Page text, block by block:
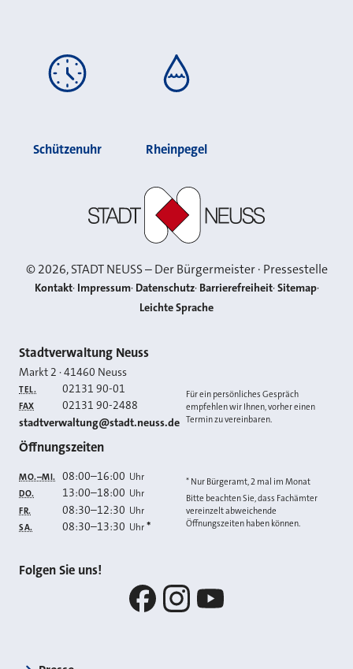
Schützenuhr Rheinpegel
©2026, STADT NEUSS – Der Bürgermeister · Pressestelle
Kontakt Impressum Datenschutz Barrierefreiheit Sitemap
Leichte Sprache
Kontakt
Stadtverwaltung Neuss
Markt 2 ·41460 Neuss
TEL. 02131 90-01
FAX 02131 90-2488
E-MAIL
stadtverwaltung@stadt.neuss.de
Für ein persönliches Gespräch
empfehlen wir Ihnen, vorher einen
Termin zu vereinbaren.
Öffnungszeiten
MO.–MI. 08:00–16:00 Uhr
DO. 13:00–18:00 Uhr
FR. 08:30–12:30 Uhr
SA. 08:30–13:30 Uhr *
* Nur Bürgeramt, 2 mal im Monat
Bitte beachten Sie, dass Fachämter
vereinzelt abweichende
Öffnungszeiten haben können.
Folgen Sie uns!